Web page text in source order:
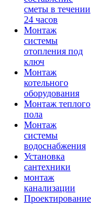
сметы в течении
24 часов
Монтаж
системы
отопления под
ключ
Монтаж
котельного
оборудования
Монтаж теплого
пола
Монтаж
системы
водоснабжения
Установка
сантехники
монтаж
канализации
Проектирование